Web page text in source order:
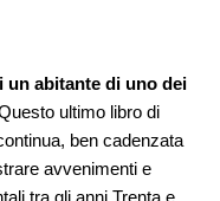
un abitante di uno dei
ultimo libro di
ben cadenzata
avvenimenti e
tra gli anni Trenta e